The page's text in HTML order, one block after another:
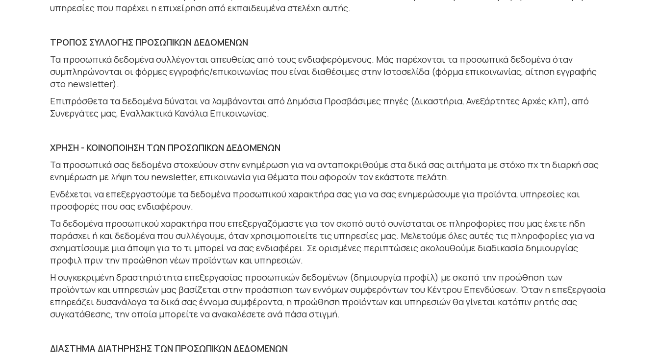
υπηρεσίες που παρέχει η επιχείρηση από εκπαιδευμένα στελέχη αυτής.
ΤΡΟΠΟΣ ΣΥΛΛΟΓΗΣ ΠΡΟΣΩΠΙΚΩΝ ΔΕΔΟΜΕΝΩΝ
Τα προσωπικά δεδοµένα συλλέγονται απευθείας από τους ενδιαφερόμενους. Μάς παρέχονται τα προσωπικά δεδοµένα όταν
συµπληρώνονται οι φόρµες εγγραφής/επικοινωνίας που είναι διαθέσιµες στην Ιστοσελίδα (φόρµα επικοινωνίας, αίτηση εγγραφής
στο newsletter).
Επιπρόσθετα τα δεδομένα δύναται να λαμβάνονται από Δημόσια Προσβάσιμες πηγές (Δικαστήρια, Ανεξάρτητες Αρχές κλπ), από
Συνεργάτες μας, Εναλλακτικά Κανάλια Επικοινωνίας.
ΧΡΗΣΗ - ΚΟΙΝΟΠΟΙΗΣΗ ΤΩΝ ΠΡΟΣΩΠΙΚΩΝ ΔΕΔΟΜΕΝΩΝ
Τα προσωπικά σας δεδοµένα στοχεύουν στην ενημέρωση για να ανταποκριθούµε στα δικά σας αιτήµατα µε στόχο πχ τη διαρκή σας
ενηµέρωση µε λήψη του newsletter, επικοινωνία για θέµατα που αφορούν τον εκάστοτε πελάτη.
Ενδέχεται να επεξεργαστούμε τα δεδομένα προσωπικού χαρακτήρα σας για να σας ενημερώσουμε για προϊόντα, υπηρεσίες και
προσφορές που σας ενδιαφέρουν.
Τα δεδομένα προσωπικού χαρακτήρα που επεξεργαζόμαστε για τον σκοπό αυτό συνίσταται σε πληροφορίες που μας έχετε ήδη
παράσχει ή και δεδομένα που συλλέγουμε, όταν χρησιμοποιείτε τις υπηρεσίες μας. Μελετούμε όλες αυτές τις πληροφορίες για να
σχηματίσουμε μια άποψη για το τι μπορεί να σας ενδιαφέρει. Σε ορισμένες περιπτώσεις ακολουθούμε διαδικασία δημιουργίας
προφιλ πριν την προώθηση νέων προϊόντων και υπηρεσιών.
Η συγκεκριμένη δραστηριότητα επεξεργασίας προσωπικών δεδομένων (δημιουργία προφίλ) με σκοπό την προώθηση των
προϊόντων και υπηρεσιών μας βασίζεται στην προάσπιση των εννόμων συμφερόντων του Κέντρου Επενδύσεων. Όταν η επεξεργασία
επηρεάζει δυσανάλογα τα δικά σας έννομα συμφέροντα, η προώθηση προϊόντων και υπηρεσιών θα γίνεται κατόπιν ρητής σας
συγκατάθεσης, την οποία μπορείτε να ανακαλέσετε ανά πάσα στιγμή.
ΔΙΑΣΤΗΜΑ ΔΙΑΤΗΡΗΣΗΣ ΤΩΝ ΠΡΟΣΩΠΙΚΩΝ ΔΕΔΟΜΕΝΩΝ